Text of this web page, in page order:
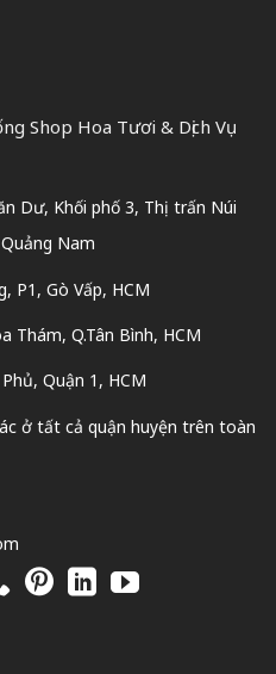
Shop Hoa Tươi & Dịch Vụ
Dư, Khối phố 3, Thị trấn Núi
Nam
P1, Gò Vấp, HCM
Thám, Q.Tân Bình, HCM
Quận 1, HCM
ở tất cả quận huyện trên toàn